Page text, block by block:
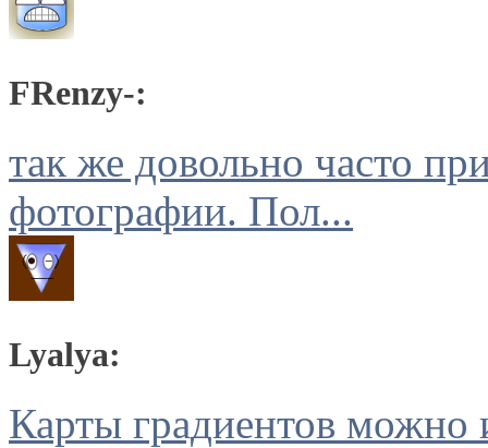
FRenzy-:
так же довольно часто
фотографии. Пол...
Lyalya:
Карты градиентов можно